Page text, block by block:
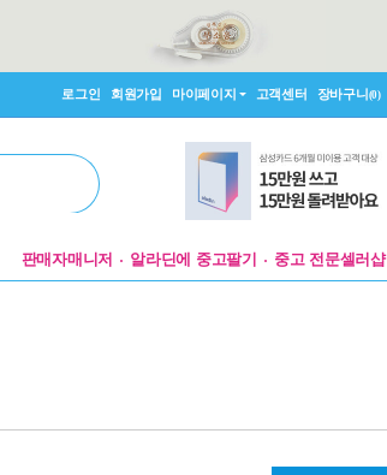
로그인 회원가입 마이페이지 고객센터 장바구니(0)
판매자매니저 알라딘에 중고팔기 중고 전문셀러샵